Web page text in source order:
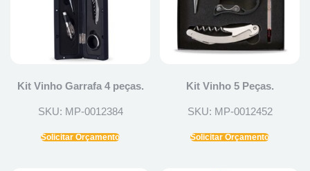
Kit Vinho Garrafa 4 peças.
SKU: MP-0012384
Solicitar Orçamento
Kit Vinho 5 Peças.
SKU: MP-0012452
Solicitar Orçamento